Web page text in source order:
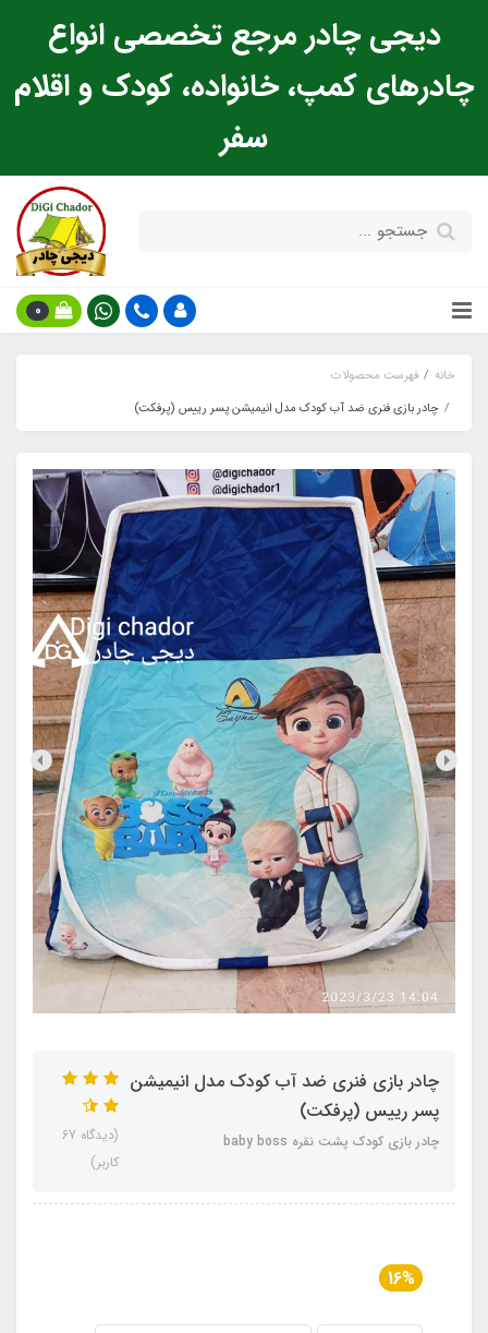
دیجی چادر مرجع تخصصی انواع
چادرهای کمپ، خانواده، کودک و اقلام
سفر
0
خانه
فهرست محصولات
چادر بازی فنری ضد آب کودک مدل انیمیشن پسر رییس (پرفکت)
چادر بازی فنری ضد آب کودک مدل انیمیشن
پسر رییس (پرفکت)
چادر بازی کودک پشت نقره baby boss
(دیدگاه 67
کاربر)
16%